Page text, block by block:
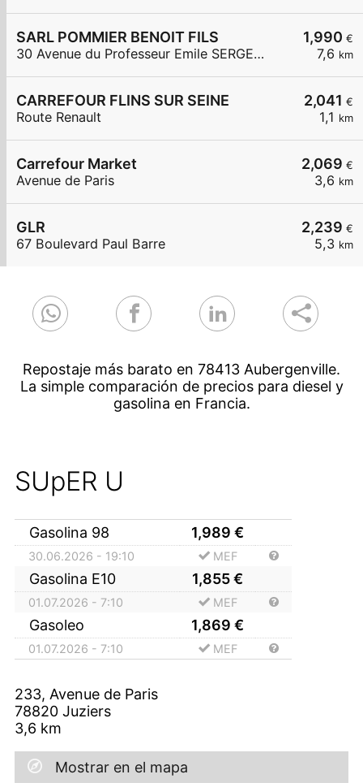
1,990 €
7,6 km
SARL POMMIER BENOIT FILS
30 Avenue du Professeur Emile SERGENT
2,041 €
1,1 km
CARREFOUR FLINS SUR SEINE
Route Renault
2,069 €
3,6 km
Carrefour Market
Avenue de Paris
2,239 €
5,3 km
GLR
67 Boulevard Paul Barre
Repostaje más barato en 78413 Aubergenville.
La simple comparación de precios para diesel y
gasolina en Francia.
SUpER U
Gasolina 98 1,989 €
30.06.2026 - 19:10 MEF
Gasolina E10 1,855€
01.07.2026 - 7:10 MEF
Gasoleo 1,869 €
01.07.2026 - 7:10 MEF
233, Avenue de Paris
78820 Juziers
3,6 km
Mostrar en el mapa